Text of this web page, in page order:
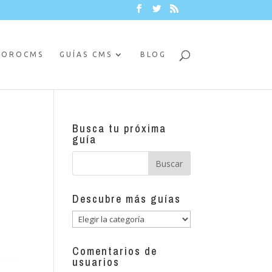
GUÍAS CMS BLOG
Busca tu próxima
guía
Descubre más guías
Descubre
guías
Comentarios de
usuarios